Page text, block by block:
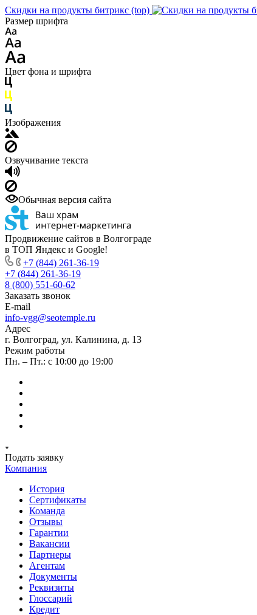
Скидки на продукты битрикс (top)
Размер шрифта
Цвет фона и шрифта
Изображения
Озвучивание текста
Обычная версия сайта
Продвижение сайтов в Волгограде
в ТОП Яндекс и Google!
+7 (844) 261-36-19
+7 (844) 261-36-19
8 (800) 551-60-62
Заказать звонок
E-mail
info-vgg@seotemple.ru
Адрес
г. Волгоград, ул. Калинина, д. 13
Режим работы
Пн. – Пт.: с 10:00 до 19:00
Подать заявку
Компания
История
Сертификаты
Команда
Отзывы
Гарантии
Вакансии
Партнеры
Агентам
Документы
Реквизиты
Глоссарий
Кредит